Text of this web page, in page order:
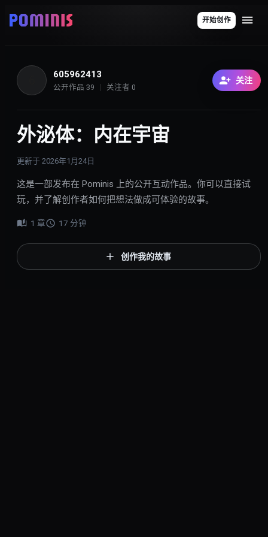
开始创作
605962413
公开作品 39 关注者 0
关注
外泌体：内在宇宙
更新于 2026年1月24日
这是一部发布在 Pominis 上的公开互动作品。你可以直接试
玩，并了解创作者如何把想法做成可体验的故事。
1 章 17 分钟
创作我的故事